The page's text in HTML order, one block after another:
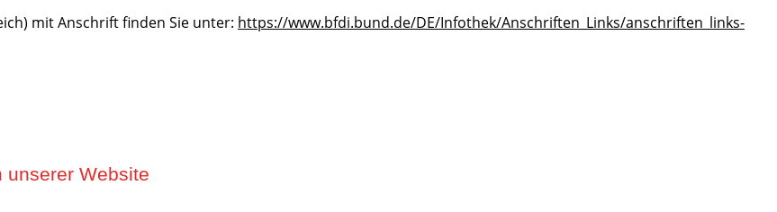
mit Anschrift finden Sie unter: https://www.bfdi.bund.de/DE/Infothek/Anschriften_Links/anschriften_links-
unserer Website